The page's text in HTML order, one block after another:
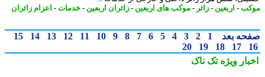
-اربعین -زائر - موکب های اربعین -زائران اربعین -خدمات-اعزام زائران
بعد 1
2
3
4
5
6
7
8
9
10
11
12
13
14
15
17
18
19
20
ویژهتک ناک